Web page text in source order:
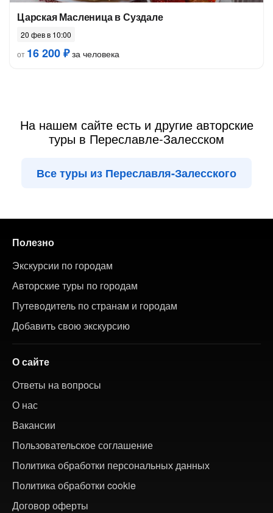
Царская Масленица в Суздале
20 фев в 10:00
от 16 200 ₽за человека
На нашем сайте есть и другие авторские
туры в Переславле-Залесском
Все туры из Переславля-Залесского
Полезно
Экскурсии по городам
Авторские туры по городам
Путеводитель по странам и городам
Добавить свою экскурсию
О сайте
Ответы на вопросы
О нас
Вакансии
Пользовательское соглашение
Политика обработки персональных данных
Политика обработки cookie
Договор оферты